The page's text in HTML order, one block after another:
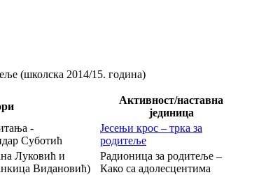
(школска 2014/15. година)
Активност/наставна
јединица
-
Суботић
Јесењи крос – трка за
родитеље
Луковић и
Видановић)
Радионица за родитеље –
Како са адолесцентима